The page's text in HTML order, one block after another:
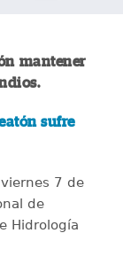
mantener
sufre
7 de
de
Hidrología